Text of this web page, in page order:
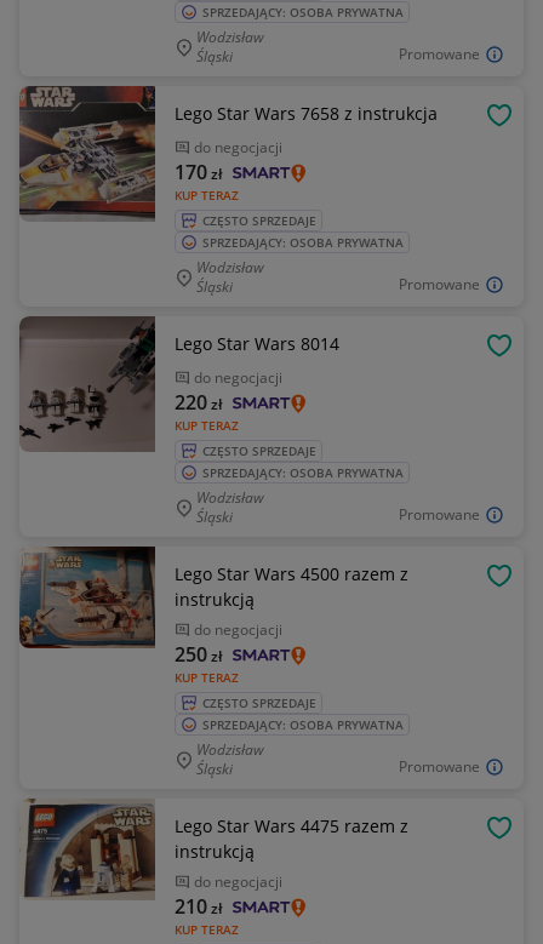
Promowane
SPRZEDAJĄCY: OSOBA PRYWATNA
Wodzisław
Śląski
Promowane
Lego Star Wars 7658 z instrukcja
do negocjacji
KUP TERAZ
170zł
CZĘSTO SPRZEDAJE
SPRZEDAJĄCY: OSOBA PRYWATNA
Wodzisław
Śląski
Promowane
Lego Star Wars 8014
do negocjacji
KUP TERAZ
220zł
CZĘSTO SPRZEDAJE
SPRZEDAJĄCY: OSOBA PRYWATNA
Wodzisław
Śląski
Promowane
Lego Star Wars 4500 razem z
instrukcją
do negocjacji
KUP TERAZ
250zł
CZĘSTO SPRZEDAJE
SPRZEDAJĄCY: OSOBA PRYWATNA
Wodzisław
Śląski
Lego Star Wars 4475 razem z
instrukcją
do negocjacji
KUP TERAZ
210zł